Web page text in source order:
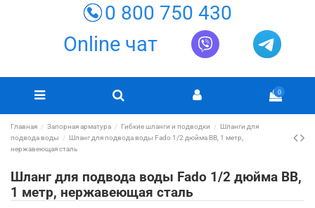
0 800 750 430
Online чат
0
Главная Запорная арматура Гибкие шланги и подводки
Шланги для
подвода воды
Шланг для подвода воды Fado 1/2 дюйма ВВ, 1 метр,
нержавеющая сталь
Шланг для подвода воды Fado 1/2 дюйма ВВ,
1 метр, нержавеющая сталь